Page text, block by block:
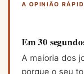
A OPINIÃO
Em 30
A maioria dos
porque o seu